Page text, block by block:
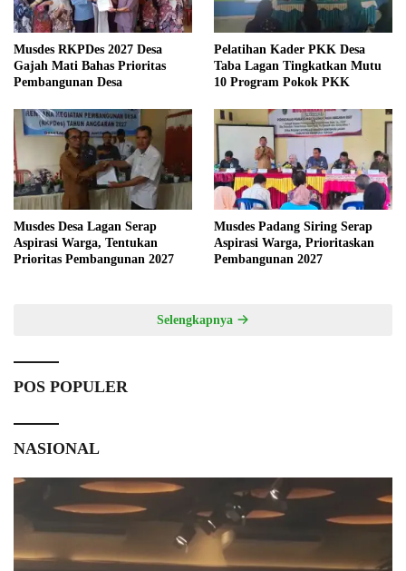
Musdes RKPDes 2027 Desa
Gajah Mati Bahas Prioritas
Pembangunan Desa
Pelatihan Kader PKK Desa
Taba Lagan Tingkatkan Mutu
10 Program Pokok PKK
Musdes Desa Lagan Serap
Aspirasi Warga, Tentukan
Prioritas Pembangunan 2027
Musdes Padang Siring Serap
Aspirasi Warga, Prioritaskan
Pembangunan 2027
Selengkapnya
POS POPULER
NASIONAL